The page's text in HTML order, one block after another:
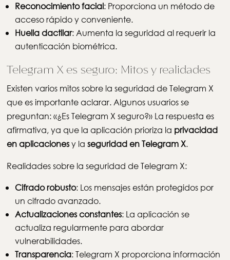
Reconocimiento facial: Proporciona un método de
acceso rápido y conveniente.
Huella dactilar: Aumenta la seguridad al requerir la
autenticación biométrica.
Telegram X es seguro: Mitos y realidades
Existen varios mitos sobre la seguridad de Telegram X
que es importante aclarar. Algunos usuarios se
preguntan: «¿Es Telegram X seguro?» La respuesta es
afirmativa, ya que la aplicación prioriza la privacidad
en aplicacionesy laseguridad en Telegram X.
Realidades sobre la seguridad de Telegram X:
Cifrado robusto: Los mensajes están protegidos por
un cifrado avanzado.
Actualizaciones constantes: La aplicación se
actualiza regularmente para abordar
vulnerabilidades.
Transparencia: Telegram X proporciona información